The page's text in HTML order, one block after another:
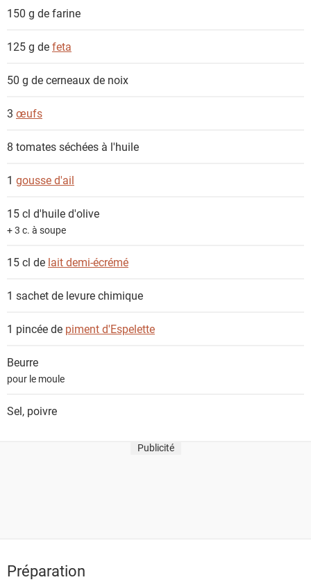
t
150 g defarine
125 g defeta
50 g decerneaux de noix
3 œufs
8 tomates séchées à l'huile
1 gousse d'ail
15 cl d'huile d'olive
+ 3 c. à soupe
15 cl de lait demi-écrémé
1 sachet de levure chimique
1 pincée de piment d'Espelette
Beurre
pour le moule
Sel, poivre
Publicité
Préparation